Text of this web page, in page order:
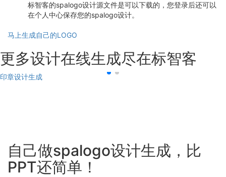
标智客的spalogo设计源文件是可以下载的，您登录后还可以
在个人中心保存您的spalogo设计。
马上生成自己的LOGO
更多设计在线生成尽在标智客
印章设计生成
自己做spalogo设计生成，比
PPT还简单！